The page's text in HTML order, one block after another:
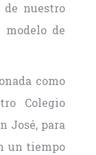
nuestro
modelo de
como
Colegio
José, para
un tiempo